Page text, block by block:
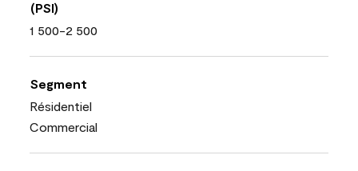
(PSI)
1 500-2 500
Segment
Résidentiel
Commercial